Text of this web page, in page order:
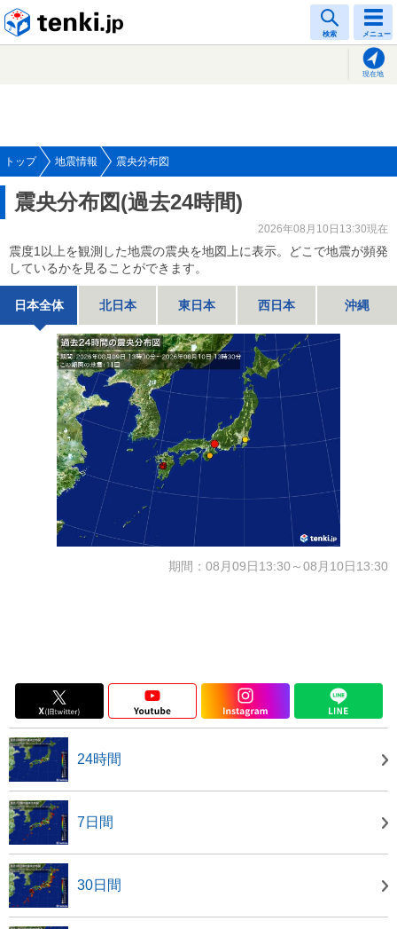
検索 メニュー
現在地
トップ 地震情報 震央分布図
震央分布図(過去24時間)
2026年08月10日13:30現在
震度1以上を観測した地震の震央を地図上に表示。どこで地震が頻発
しているかを見ることができます。
日本全体 北日本 東日本 西日本 沖縄
期間：08月09日13:30～08月10日13:30
24時間
7日間
30日間